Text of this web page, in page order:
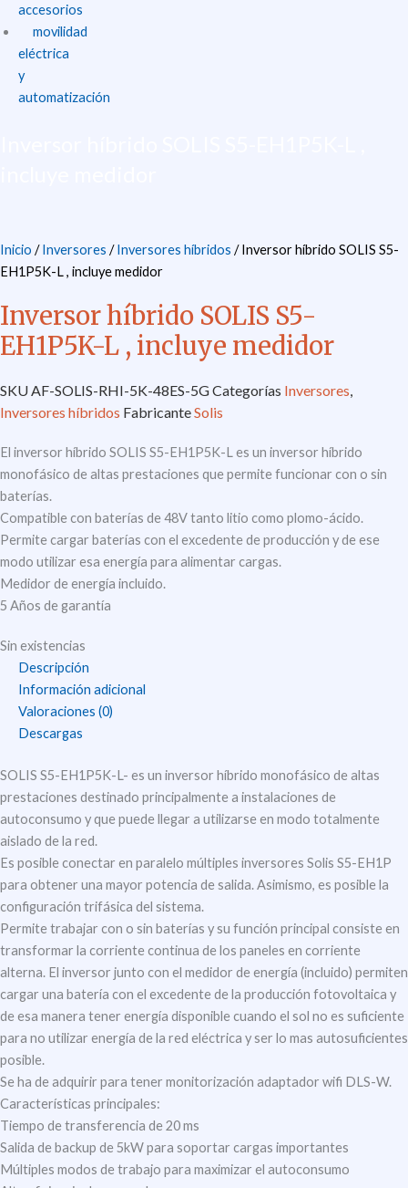
accesorios
movilidad
eléctrica
y
automatización
Inicio /Inversores /Inversores híbridos / Inversor híbrido SOLIS S5-
EH1P5K-L , incluye medidor
Inversor híbrido SOLIS S5-
EH1P5K-L , incluye medidor
SKUAF-SOLIS-RHI-5K-48ES-5GCategorías Inversores,
Inversores híbridos FabricanteSolis
El inversor híbrido SOLIS S5-EH1P5K-L es un inversor híbrido
monofásico de altas prestaciones que permite funcionar con o sin
baterías.
Compatible con baterías de 48V tanto litio como plomo-ácido.
Permite cargar baterías con el excedente de producción y de ese
modo utilizar esa energía para alimentar cargas.
Medidor de energía incluido.
5 Años de garantía
Sin existencias
Descripción
Información adicional
Valoraciones (0)
Descargas
SOLIS S5-EH1P5K-L- es un inversor híbrido monofásico de altas
prestaciones destinado principalmente a instalaciones de
autoconsumo y que puede llegar a utilizarse en modo totalmente
aislado de la red.
Es posible conectar en paralelo múltiples inversores Solis S5-EH1P
para obtener una mayor potencia de salida. Asimismo, es posible la
configuración trifásica del sistema.
Permite trabajar con o sin baterías y su función principal consiste en
transformar la corriente continua de los paneles en corriente
alterna. El inversor junto con el medidor de energía (incluido) permiten
cargar una batería con el excedente de la producción fotovoltaica y
de esa manera tener energía disponible cuando el sol no es suficiente
para no utilizar energía de la red eléctrica y ser lo mas autosuficientes
posible.
Se ha de adquirir para tener monitorización adaptador wifi DLS-W.
Características principales:
Tiempo de transferencia de 20 ms
Salida de backup de 5kW para soportar cargas importantes
Múltiples modos de trabajo para maximizar el autoconsumo